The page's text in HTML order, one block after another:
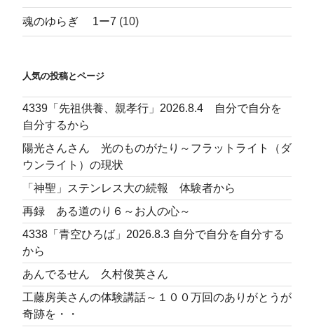
魂のゆらぎ 1ー7 (10)
人気の投稿とページ
4339「先祖供養、親孝行」2026.8.4 自分で自分を
自分するから
陽光さんさん 光のものがたり～フラットライト（ダ
ウンライト）の現状
「神聖」ステンレス大の続報 体験者から
再録 ある道のり６～お人の心～
4338「青空ひろば」2026.8.3 自分で自分を自分する
から
あんでるせん 久村俊英さん
工藤房美さんの体験講話～１００万回のありがとうが
奇跡を・・